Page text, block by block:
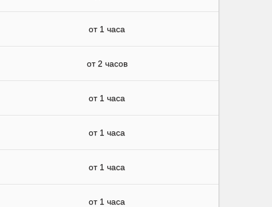
от 1 часа
от 2 часов
от 1 часа
от 1 часа
от 1 часа
от 1 часа